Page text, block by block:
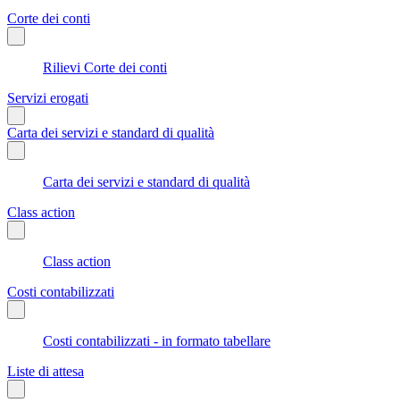
Corte dei conti
Rilievi Corte dei conti
Servizi erogati
Carta dei servizi e standard di qualità
Carta dei servizi e standard di qualità
Class action
Class action
Costi contabilizzati
Costi contabilizzati - in formato tabellare
Liste di attesa